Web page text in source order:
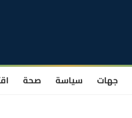
جهات سياسة صحة